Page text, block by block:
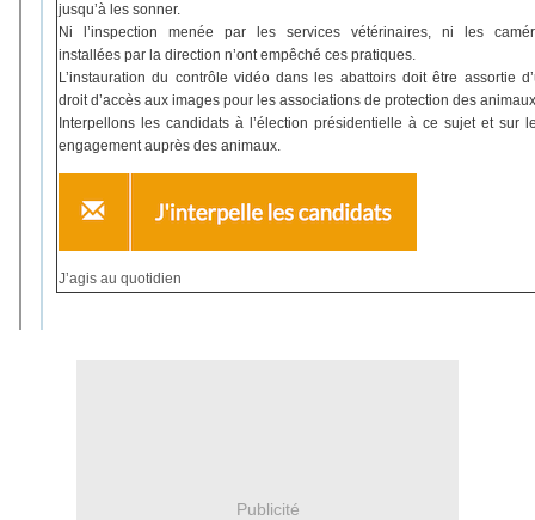
jusqu’à les sonner.
Ni l’inspection menée par les services vétérinaires, ni les
installées par la direction n’ont empêché ces pratiques.
L’instauration du contrôle vidéo dans les abattoirs doit être assortie
droit d’accès aux images pour les associations de protection des
Interpellons les candidats à l’élection présidentielle à ce sujet et sur
engagement auprès des animaux.
J’agis au quotidien
Publicité